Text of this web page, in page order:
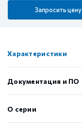
Запросить цену
Характеристики
Документация и ПО
О серии